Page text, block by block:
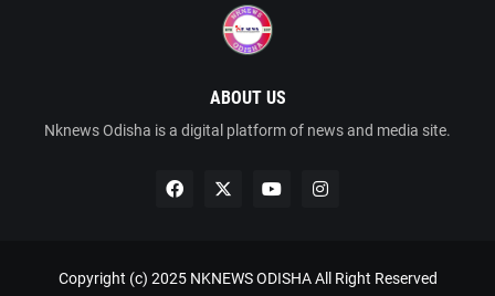
ABOUT US
Nknews Odisha is a digital platform of news and media site.
Copyright (c) 2025 NKNEWS ODISHAAll Right Reserved